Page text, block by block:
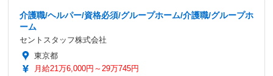
介護職/ヘルパー/資格必須/グループホーム/介護職/グループホ
ーム
セントスタッフ株式会社
東京都
月給21万6,000円～29万745円